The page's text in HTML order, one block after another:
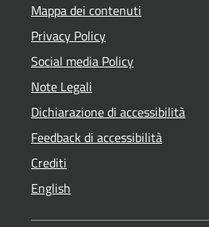
Mappa dei contenuti
Privacy Policy
Social media Policy
Note Legali
Dichiarazione di accessibilità
Feedback di accessibilità
Crediti
English